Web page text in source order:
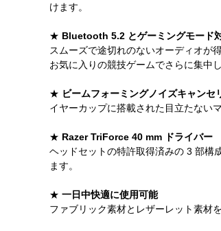
けます。
★ Bluetooth 5.2 とゲーミングモード
スムーズで途切れのないオーディオが
お気に入りの競技ゲームでさらに集中
★ ビームフォーミングノイズキャンセ
イヤーカップに搭載された目立たない
★ Razer TriForce 40 mm ドライバー
ヘッドセットの特許取得済みの 3 部構
ます。
★ 一日中快適に使用可能
ファブリック素材とレザーレット素材